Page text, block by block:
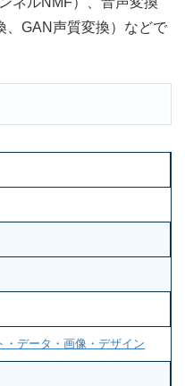
、GAN声質変換）などで
・データ・画像・デザイン